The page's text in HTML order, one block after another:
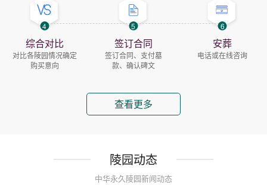
4
综合对比
对比各陵园情况确定
购买意向
5
签订合同
签订合同、支付墓
款、确认碑文
6
安葬
电话或在线咨询
查看更多
陵园动态
中华永久陵园新闻动态